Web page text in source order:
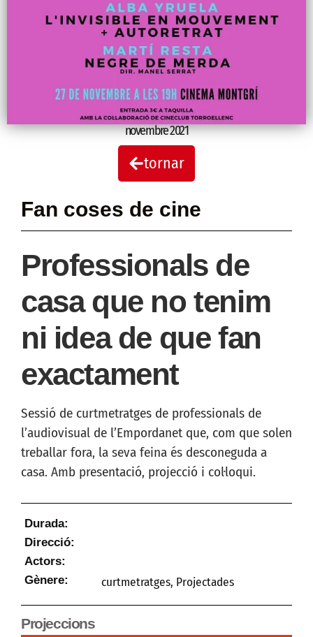
novembre 2021
tornar
Fan coses de cine
Professionals de
casa que no tenim
ni idea de que fan
exactament
Sessió de curtmetratges de professionals de
l’audiovisual de l’Empordanet que, com que solen
treballar fora, la seva feina és desconeguda a
casa. Amb presentació, projecció i col·loqui.
Durada:
Direcció:
Actors:
Gènere:
curtmetratges, Projectades
Projeccions